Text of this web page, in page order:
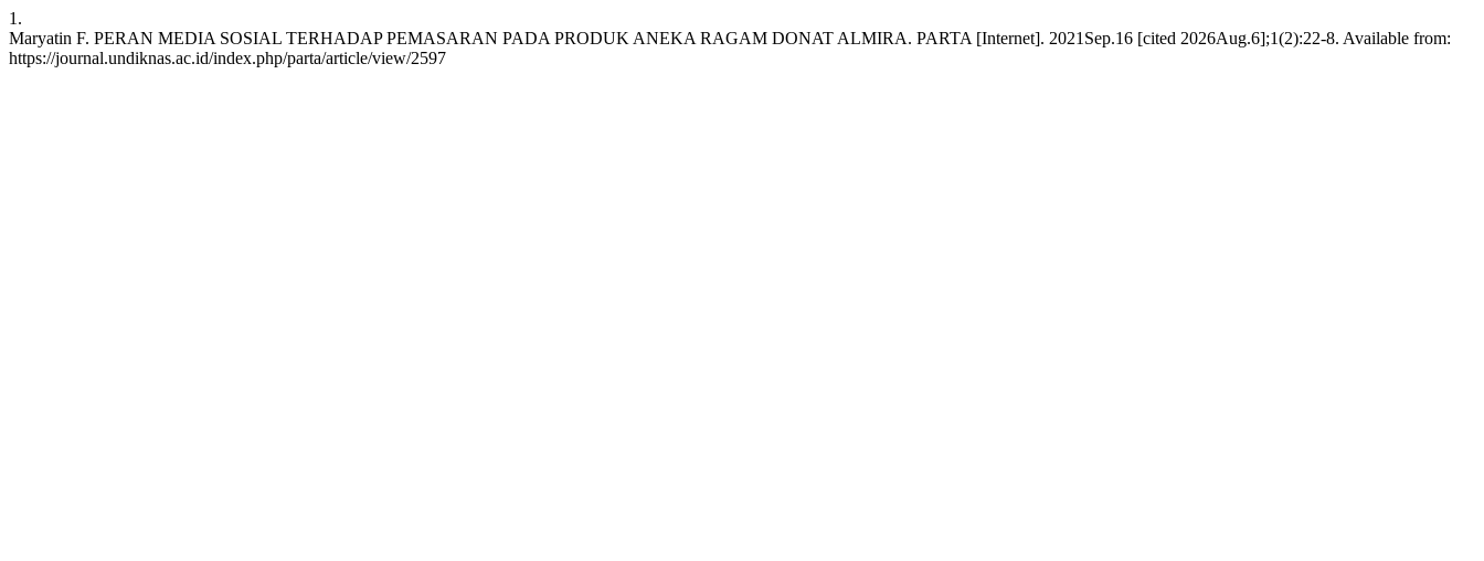
1.
Maryatin F. PERAN MEDIA SOSIAL TERHADAP PEMASARAN PADA PRODUK ANEKA RAGAM DONAT ALMIRA. PARTA [Internet]. 2021Sep.16 [cited 2026Aug.6];1(2):22-8. Available from:
https://journal.undiknas.ac.id/index.php/parta/article/view/2597